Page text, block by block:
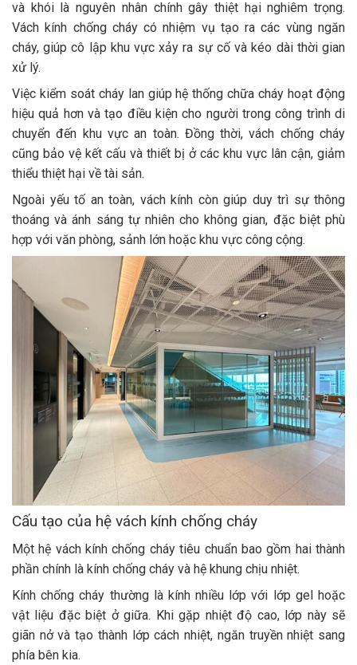
và khói là nguyên nhân chính gây thiệt hại nghiêm trọng.
Vách kính chống cháy có nhiệm vụ tạo ra các vùng ngăn
cháy, giúp cô lập khu vực xảy ra sự cố và kéo dài thời gian
xử lý.
Việc kiểm soát cháy lan giúp hệ thống chữa cháy hoạt động
hiệu quả hơn và tạo điều kiện cho người trong công trình di
chuyển đến khu vực an toàn. Đồng thời, vách chống cháy
cũng bảo vệ kết cấu và thiết bị ở các khu vực lân cận, giảm
thiểu thiệt hại về tài sản.
Ngoài yếu tố an toàn, vách kính còn giúp duy trì sự thông
thoáng và ánh sáng tự nhiên cho không gian, đặc biệt phù
hợp với văn phòng, sảnh lớn hoặc khu vực công cộng.
Cấu tạo của hệ vách kính chống cháy
Một hệ vách kính chống cháy tiêu chuẩn bao gồm hai thành
phần chính là kính chống cháy và hệ khung chịu nhiệt.
Kính chống cháy thường là kính nhiều lớp với lớp gel hoặc
vật liệu đặc biệt ở giữa. Khi gặp nhiệt độ cao, lớp này sẽ
giãn nở và tạo thành lớp cách nhiệt, ngăn truyền nhiệt sang
phía bên kia.